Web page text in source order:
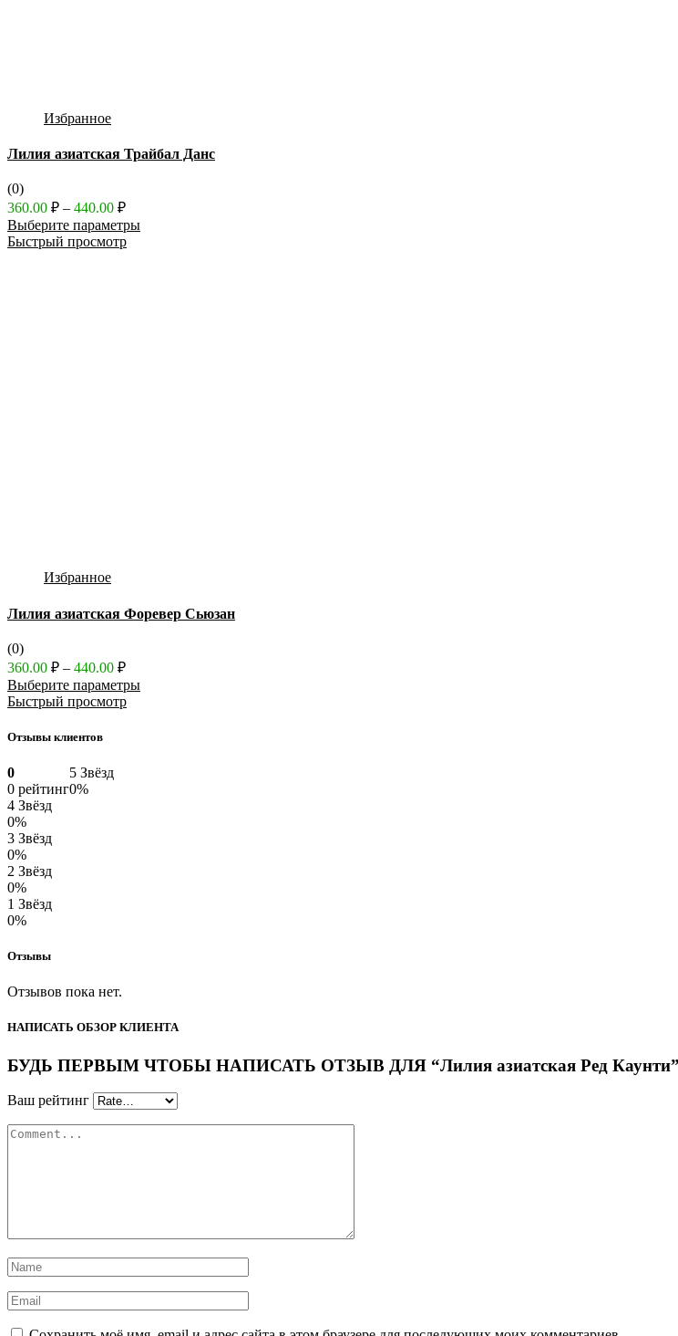
Избранное
Лилия азиатская Трайбал Данс
(0)
360.00 ₽ – 440.00 ₽Диапазон
цен:
360.00 ₽
Выберите параметры
Быстрый просмотр
Избранное
Лилия азиатская Форевер Сьюзан
(0)
360.00 ₽ – 440.00 ₽Диапазон
цен:
360.00 ₽
Выберите параметры
Быстрый просмотр
Отзывы клиентов
0
0 рейтинг
5 Звёзд
0%
4 Звёзд
0%
3 Звёзд
0%
2 Звёзд
0%
1 Звёзд
0%
Отзывы
Отзывов пока нет.
НАПИСАТЬ ОБЗОР КЛИЕНТА
БУДЬ ПЕРВЫМ ЧТОБЫ НАПИСАТЬ ОТЗЫВ ДЛЯ “Лилия азиатская Ред Каунти”
Ваш рейтинг